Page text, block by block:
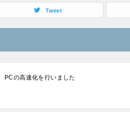
Tweet
PCの高速化を行いました